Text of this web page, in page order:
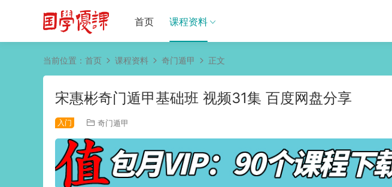
首页 课程资料
当前位置： 首页 课程资料 奇门遁甲 正文
宋惠彬奇门遁甲基础班 视频31集 百度网盘分享
入门 奇门遁甲